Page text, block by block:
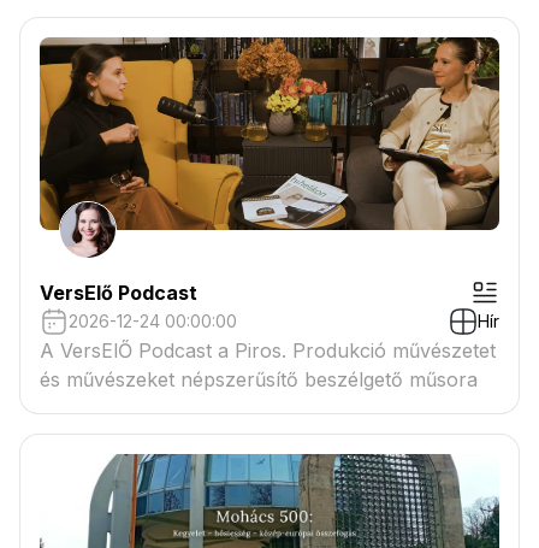
VersElő Podcast
2026-12-24 00:00:00 Hír
A VersElŐ Podcast a Piros. Produkció művészetet
és művészeket népszerűsítő beszélgető műsora